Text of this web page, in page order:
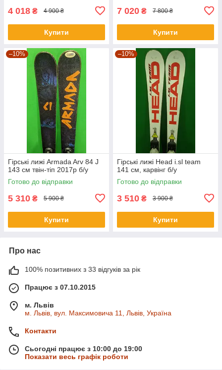
4 018 ₴ 4 900 ₴
Купити
7 020 ₴ 7 800 ₴
Купити
–10%
Гірські лижі Armada Arv 84 J
143 см твін-тіп 2017p б/у
Готово до відправки
5 310 ₴ 5 900 ₴
Купити
–10%
Гірські лижі Head i.sl team
141 см, карвінг б/у
Готово до відправки
3 510 ₴ 3 900 ₴
Купити
Про нас
100% позитивних з 33 відгуків за рік
Працює з 07.10.2015
м. Львів
м. Львів, вул. Максимовича 11, Львів, Україна
Контакти
Сьогодні працює з 10:00 до 19:00
Показати весь графік роботи